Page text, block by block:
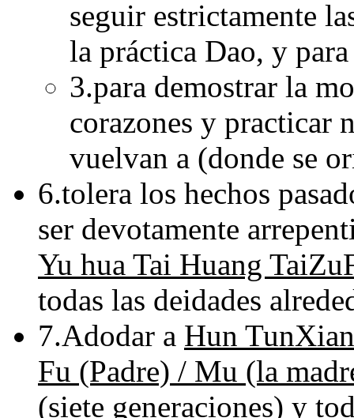
seguir estrictamente
la práctica Dao, y
3.para demostrar la
corazones y practicar
vuelvan a (donde se
6.tolera los hechos
ser devotamente
Yu hua Tai Huang
todas las deidades
7.Adodar a Hun
Fu (Padre) / Mu (la
(siete generaciones) y